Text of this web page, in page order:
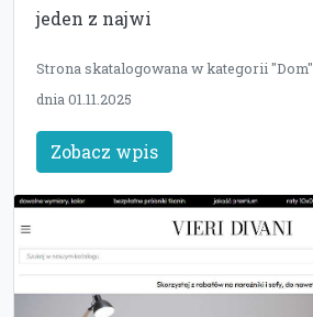
jeden z najwi
Strona skatalogowana w kategorii "Dom"
dnia 01.11.2025
Zobacz wpis